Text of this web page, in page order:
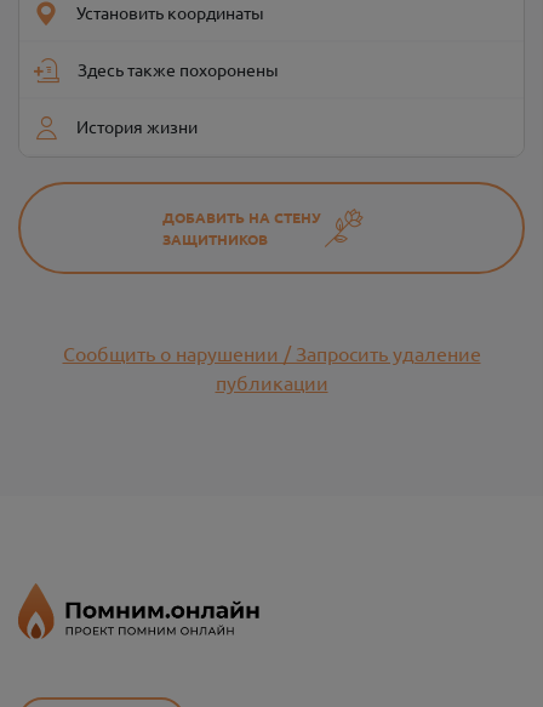
Установить координаты
Здесь также похоронены
История жизни
ДОБАВИТЬ НА СТЕНУ
ЗАЩИТНИКОВ
Сообщить о нарушении / Запросить удаление
публикации